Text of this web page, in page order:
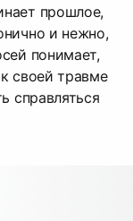
прошлое,
и нежно,
понимает,
своей травме
справляться